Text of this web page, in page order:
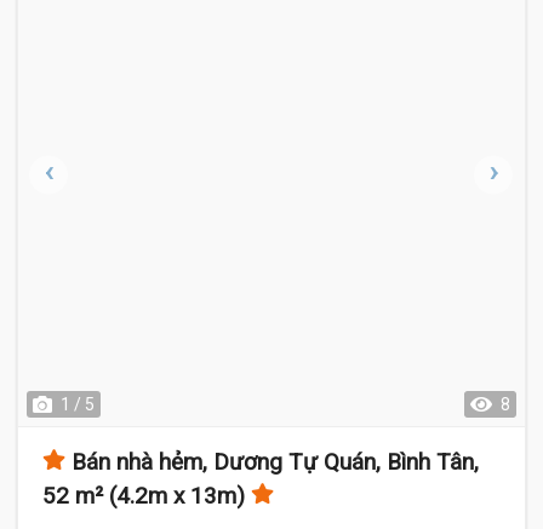
1 / 5 8
Bán nhà hẻm, Dương Tự Quán, Bình Tân,
52 m² (4.2m x 13m)